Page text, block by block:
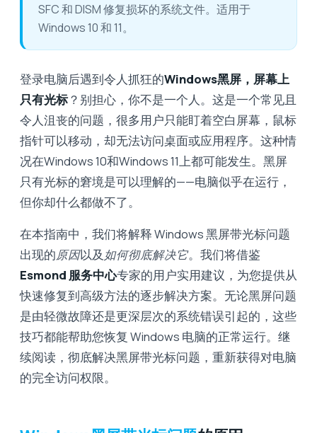
SFC 和 DISM 修复损坏的系统文件。适用于
Windows 10 和 11。
登录电脑后遇到令人抓狂的Windows黑屏，屏幕上
只有光标？别担心，你不是一个人。这是一个常见且
令人沮丧的问题，很多用户只能盯着空白屏幕，鼠标
指针可以移动，却无法访问桌面或应用程序。这种情
况在Windows 10和Windows 11上都可能发生。黑屏
只有光标的窘境是可以理解的——电脑似乎在运行，
但你却什么都做不了。
在本指南中，我们将解释 Windows 黑屏带光标问题
出现的原因以及 如何彻底解决它。我们将借鉴
Esmond 服务中心专家的用户实用建议，为您提供从
快速修复到高级方法的逐步解决方案。无论黑屏问题
是由轻微故障还是更深层次的系统错误引起的，这些
技巧都能帮助您恢复 Windows 电脑的正常运行。继
续阅读，彻底解决黑屏带光标问题，重新获得对电脑
的完全访问权限。